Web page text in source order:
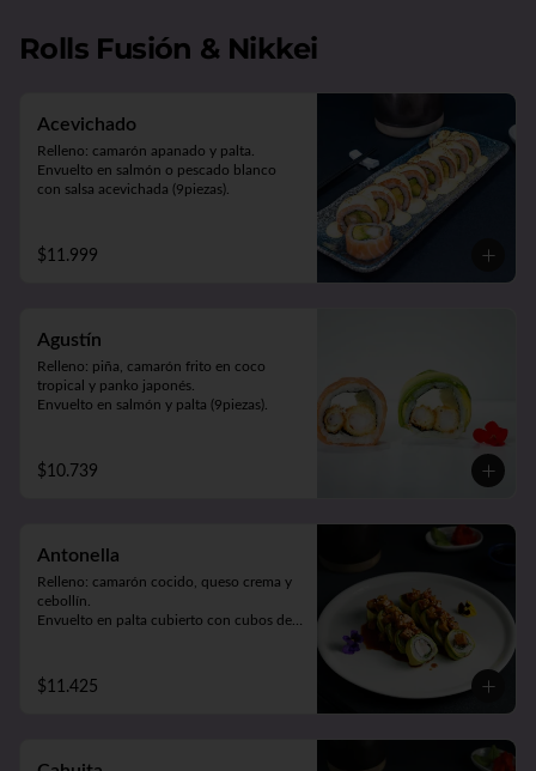
Rolls Fusión & Nikkei
Acevichado
Relleno: camarón apanado y palta.
Envuelto en salmón o pescado blanco
con salsa acevichada (9piezas).
$11.999
Agustín
Relleno: piña, camarón frito en coco
tropical y panko japonés.
Envuelto en salmón y palta (9piezas).
$10.739
Antonella
Relleno: camarón cocido, queso crema y
cebollín.
Envuelto en palta cubierto con cubos de
$11.425